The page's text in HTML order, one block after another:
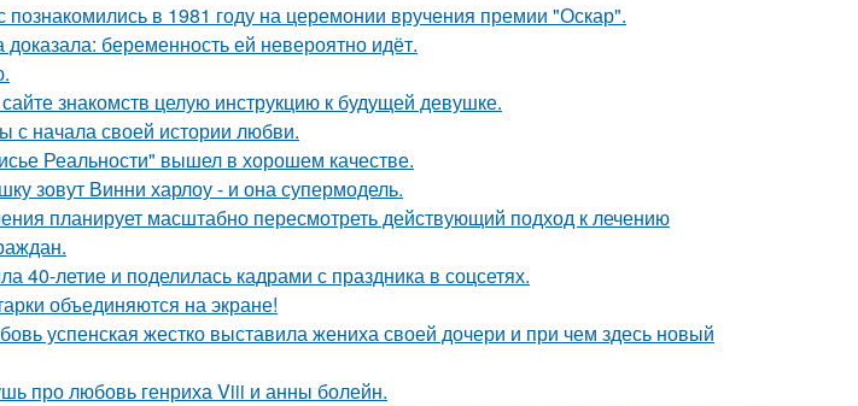
в 1981 году на церемонии вручения премии "Оскар".
беременность ей невероятно идёт.
знакомств целую инструкцию к будущей девушке.
с начала своей истории любви.
Реальности" вышел в хорошем качестве.
зовут Винни харлоу - и она супермодель.
планирует масштабно пересмотреть действующий подход к лечению
40-летие и поделилась кадрами с праздника в соцсетях.
объединяются на экране!
успенская жестко выставила жениха своей дочери и при чем здесь новый
про любовь генриха Viii и анны болейн.